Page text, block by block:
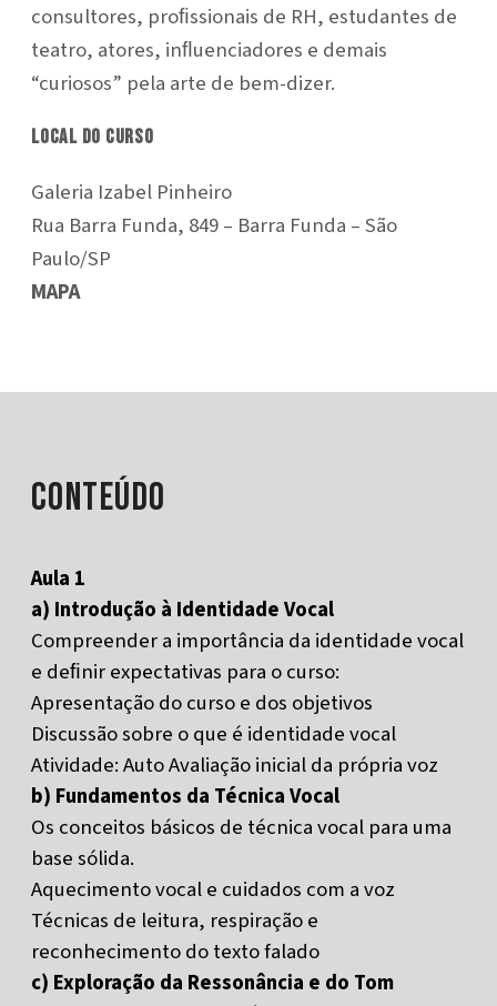
consultores, proﬁssionais de RH, estudantes de
teatro, atores, inﬂuenciadores e demais
“curiosos” pela arte de bem-dizer.
Local do curso
Galeria Izabel Pinheiro
Rua Barra Funda, 849 – Barra Funda – São
Paulo/SP
MAPA
Conteúdo
Aula 1
a) Introdução à Identidade Vocal
Compreender a importância da identidade vocal
e deﬁnir expectativas para o curso:
Apresentação do curso e dos objetivos
Discussão sobre o que é identidade vocal
Atividade: Auto Avaliação inicial da própria voz
b) Fundamentos da Técnica Vocal
Os conceitos básicos de técnica vocal para uma
base sólida.
Aquecimento vocal e cuidados com a voz
Técnicas de leitura, respiração e
reconhecimento do texto falado
c) Exploração da Ressonância e do Tom